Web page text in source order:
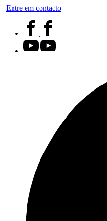
Entre em contacto